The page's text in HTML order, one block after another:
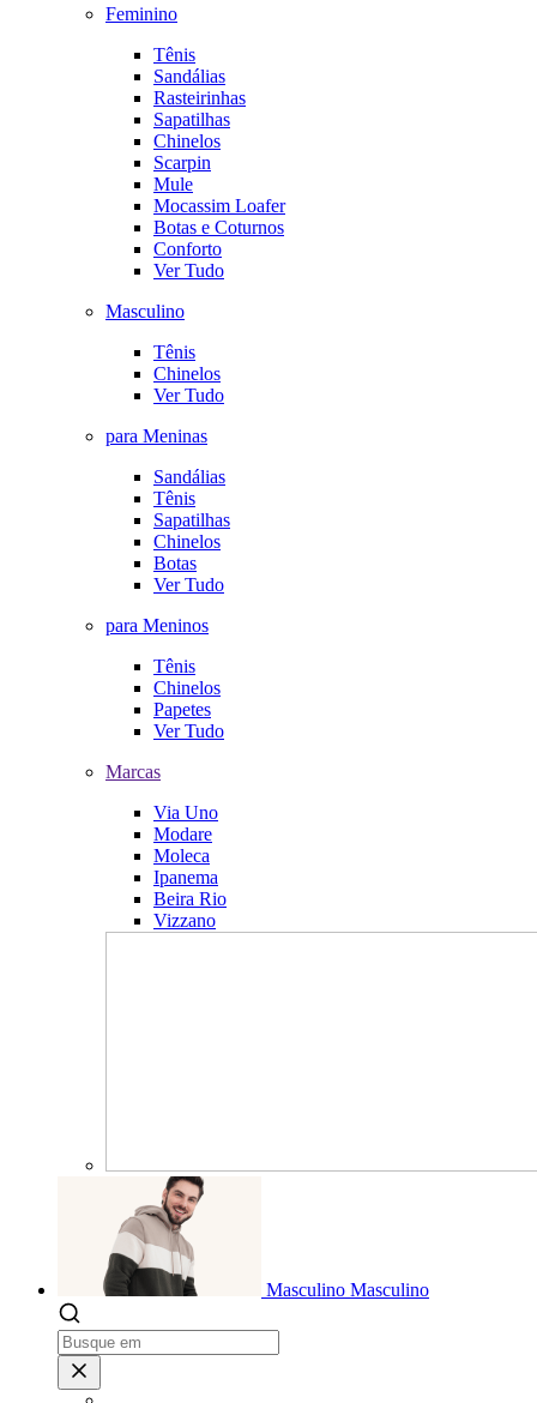
Feminino
Tênis
Sandálias
Rasteirinhas
Sapatilhas
Chinelos
Scarpin
Mule
Mocassim Loafer
Botas e Coturnos
Conforto
Ver Tudo
Masculino
Tênis
Chinelos
Ver Tudo
para Meninas
Sandálias
Tênis
Sapatilhas
Chinelos
Botas
Ver Tudo
para Meninos
Tênis
Chinelos
Papetes
Ver Tudo
Marcas
Via Uno
Modare
Moleca
Ipanema
Beira Rio
Vizzano
Masculino Masculino